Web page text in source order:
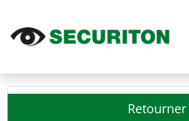
DE EN FR IT
Retourner